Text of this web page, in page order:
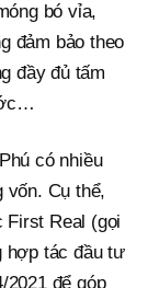
bó vỉa,
đảm bảo theo
đầy đủ tấm
có nhiều
vốn. Cụ thể,
First Real (gọi
hợp tác đầu tư
2021 để góp